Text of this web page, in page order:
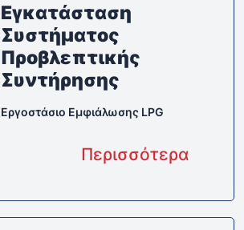
Εγκατάσταση
Συστήματος
Προβλεπτικής
Συντήρησης
Εργοστάσιο Εμφιάλωσης LPG
Περισσότερα